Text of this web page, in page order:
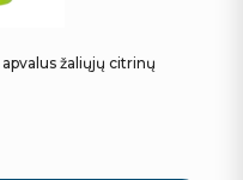
žaliųjų citrinų